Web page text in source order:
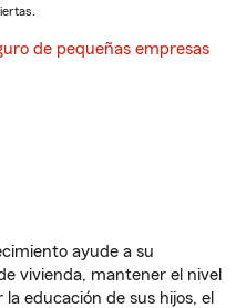
de pequeñas empresas
ayude a su
vivienda, mantener el nivel
educación de sus hijos, el